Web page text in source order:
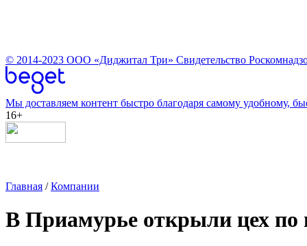
© 2014-2023 ООО «Диджитал Три» Свидетельство
Мы доставляем контент быстро благодаря самому удобному,
16+
Главная /Компании
В Приамурье открыли цех по